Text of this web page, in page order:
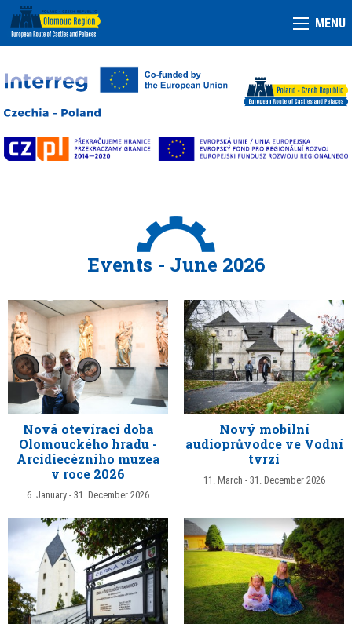
MENU
Events - June 2026
Nová otevírací doba
Olomouckého hradu -
Arcidiecézního muzea
v roce 2026
6. January - 31. December 2026
Nový mobilní
audioprůvodce ve Vodní
tvrzi
11. March - 31. December 2026